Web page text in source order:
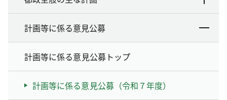
計画等に係る意見公募
計画等に係る意見公募トップ
計画等に係る意見公募（令和７年度）